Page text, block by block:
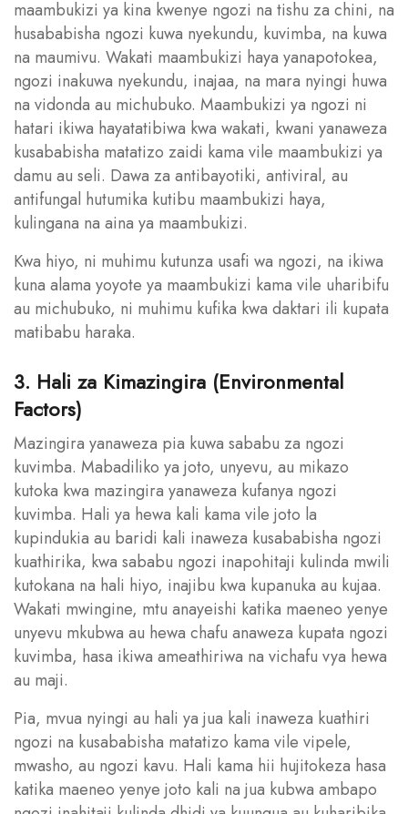
maambukizi ya kina kwenye ngozi na tishu za chini, na
husababisha ngozi kuwa nyekundu, kuvimba, na kuwa
na maumivu. Wakati maambukizi haya yanapotokea,
ngozi inakuwa nyekundu, inajaa, na mara nyingi huwa
na vidonda au michubuko. Maambukizi ya ngozi ni
hatari ikiwa hayatatibiwa kwa wakati, kwani yanaweza
kusababisha matatizo zaidi kama vile maambukizi ya
damu au seli. Dawa za antibayotiki, antiviral, au
antifungal hutumika kutibu maambukizi haya,
kulingana na aina ya maambukizi.
Kwa hiyo, ni muhimu kutunza usafi wa ngozi, na ikiwa
kuna alama yoyote ya maambukizi kama vile uharibifu
au michubuko, ni muhimu kufika kwa daktari ili kupata
matibabu haraka.
3. Hali za Kimazingira (Environmental
Factors)
Mazingira yanaweza pia kuwa sababu za ngozi
kuvimba. Mabadiliko ya joto, unyevu, au mikazo
kutoka kwa mazingira yanaweza kufanya ngozi
kuvimba. Hali ya hewa kali kama vile joto la
kupindukia au baridi kali inaweza kusababisha ngozi
kuathirika, kwa sababu ngozi inapohitaji kulinda mwili
kutokana na hali hiyo, inajibu kwa kupanuka au kujaa.
Wakati mwingine, mtu anayeishi katika maeneo yenye
unyevu mkubwa au hewa chafu anaweza kupata ngozi
kuvimba, hasa ikiwa ameathiriwa na vichafu vya hewa
au maji.
Pia, mvua nyingi au hali ya jua kali inaweza kuathiri
ngozi na kusababisha matatizo kama vile vipele,
mwasho, au ngozi kavu. Hali kama hii hujitokeza hasa
katika maeneo yenye joto kali na jua kubwa ambapo